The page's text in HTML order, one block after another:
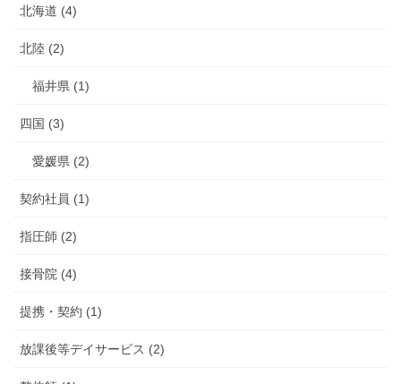
北海道 (4)
北陸 (2)
福井県 (1)
四国 (3)
愛媛県 (2)
契約社員 (1)
指圧師 (2)
接骨院 (4)
提携・契約 (1)
放課後等デイサービス (2)